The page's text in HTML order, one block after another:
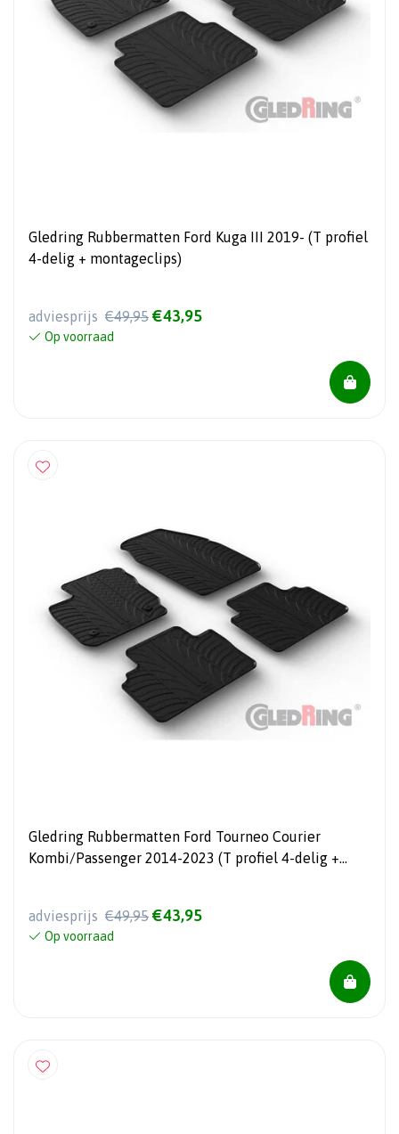
Gledring Rubbermatten Ford Kuga III 2019- (T profiel
4-delig + montageclips)
adviesprijs €49,95 €43,95
Op voorraad
Gledring Rubbermatten Ford Tourneo Courier
Kombi/Passenger 2014-2023 (T profiel 4-delig +
adviesprijs €49,95 €43,95
Op voorraad